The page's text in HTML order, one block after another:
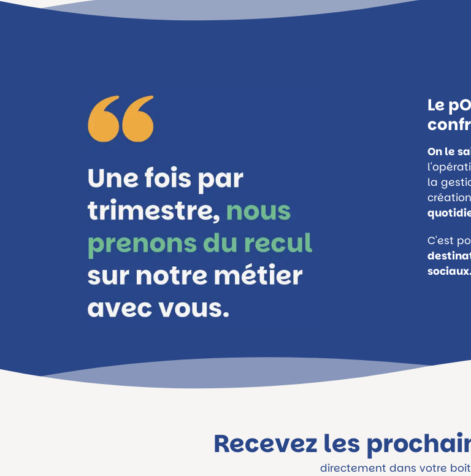
Le
On le
la
C'est
Recevez les
directement dans votre